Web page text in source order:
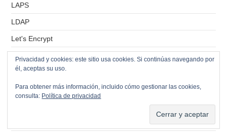
LAPS
LDAP
Let's Encrypt
Licenciamiento
Lifecycle Manager
Linux
Privacidad y cookies: este sitio usa cookies. Si continúas navegando por
él, aceptas su uso.
Para obtener más información, incluido cómo gestionar las cookies,
consulta: Política de privacidad